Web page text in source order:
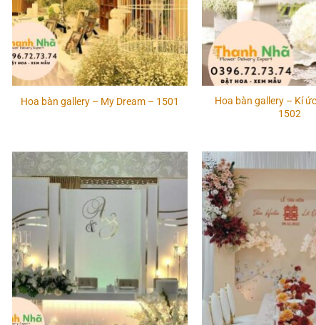
Hoa bàn gallery – My Dream – 1501
Hoa bàn gallery – Kí
1502